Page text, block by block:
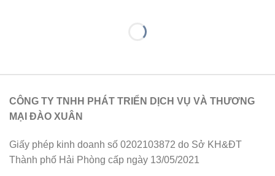
CÔNG TY TNHH PHÁT TRIỂN DỊCH VỤ VÀ THƯƠNG
MẠI ĐÀO XUÂN
Giấy phép kinh doanh số 0202103872 do Sở KH&ĐT
Thành phố Hải Phòng cấp ngày 13/05/2021